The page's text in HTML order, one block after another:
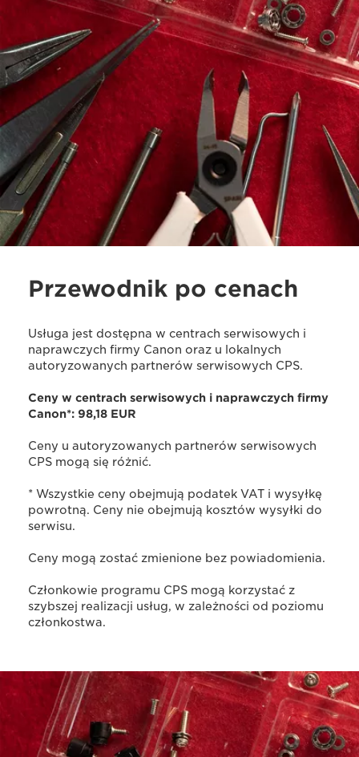
Przewodnik po cenach
Usługa jest dostępna w centrach serwisowych i
naprawczych firmy Canon oraz u lokalnych
autoryzowanych partnerów serwisowych CPS.
Ceny w centrach serwisowych i naprawczych firmy
Canon*: 98,18 EUR
Ceny u autoryzowanych partnerów serwisowych
CPS mogą się różnić.
* Wszystkie ceny obejmują podatek VAT i wysyłkę
powrotną. Ceny nie obejmują kosztów wysyłki do
serwisu.
Ceny mogą zostać zmienione bez powiadomienia.
Członkowie programu CPS mogą korzystać z
szybszej realizacji usług, w zależności od poziomu
członkostwa.